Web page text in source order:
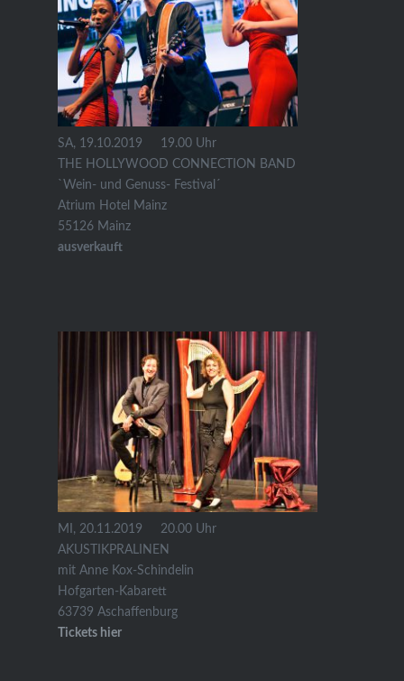
SA, 19.10.2019 19.00 Uhr
THE HOLLYWOOD CONNECTION BAND
`Wein- und Genuss- Festival´
Atrium Hotel Mainz
55126 Mainz
ausverkauft
MI, 20.11.2019 20.00 Uhr
AKUSTIKPRALINEN
mit Anne Kox-Schindelin
Hofgarten-Kabarett
63739 Aschaffenburg
Tickets hier